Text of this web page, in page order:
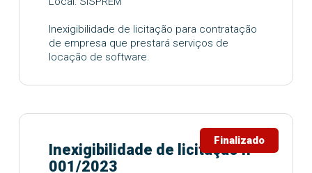
Inexigibilidade de licitação para contratação
de empresa que prestará serviços de
locação de software.
Inexigibilidade de licitação nº
001/2023
Finalizado